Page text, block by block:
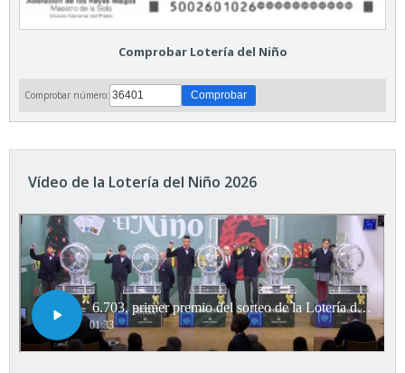
Comprobar Lotería del Niño
Comprobar número:
Vídeo de la Lotería del Niño 2026